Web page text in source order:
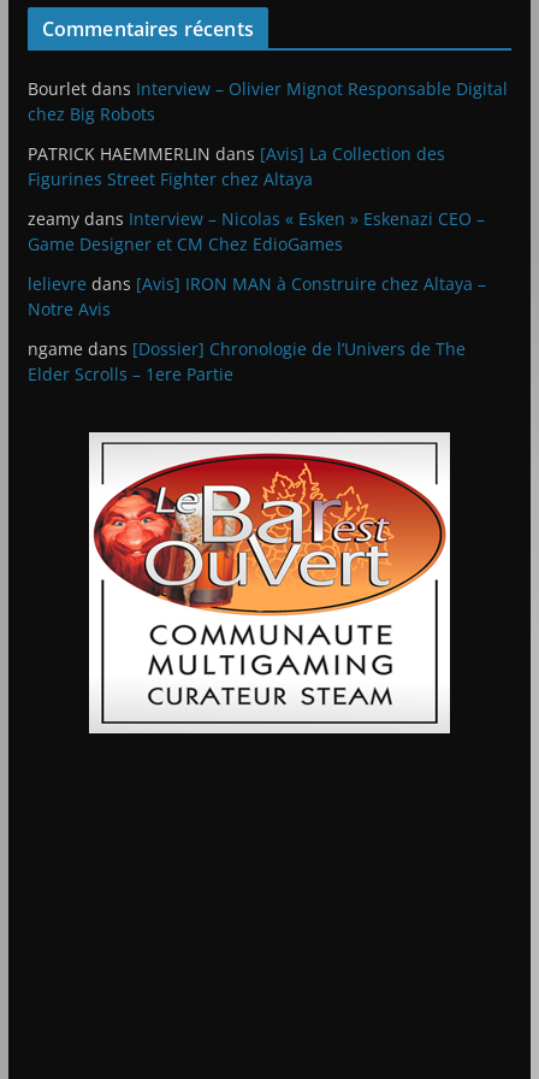
Commentaires récents
Bourletdans Interview – Olivier Mignot Responsable Digital
chez Big Robots
PATRICK HAEMMERLIN dans [Avis] La Collection des
Figurines Street Fighter chez Altaya
zeamydans Interview – Nicolas « Esken » Eskenazi CEO –
Game Designer et CM Chez EdioGames
lelievre dans [Avis] IRON MAN à Construire chez Altaya –
Notre Avis
ngame dans [Dossier] Chronologie de l’Univers de The
Elder Scrolls – 1ere Partie